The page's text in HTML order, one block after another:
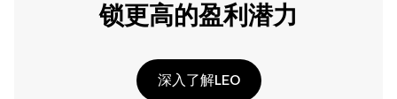
锁更高的盈利潜力
深入了解LEO